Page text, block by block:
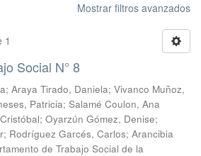
Mostrar filtros avanzados
1
Social N° 8
; Araya Tirado, Daniela; Vivanco Muñoz,
Patricia; Salamé Coulon, Ana
; Oyarzún Gómez, Denise;
; Rodríguez Garcés, Carlos; Arancibia
de Trabajo Social de la